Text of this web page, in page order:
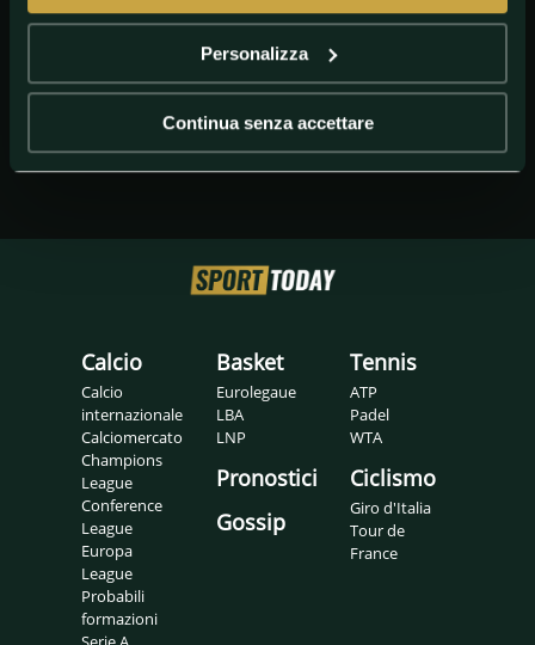
Personalizza
Continua senza accettare
Calcio
Calcio
internazionale
Calciomercato
Champions
League
Conference
League
Europa
League
Probabili
formazioni
Basket
Eurolegaue
LBA
LNP
Pronostici
Gossip
Tennis
ATP
Padel
WTA
Ciclismo
Giro d'Italia
Tour de
France